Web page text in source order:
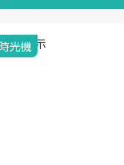
光機